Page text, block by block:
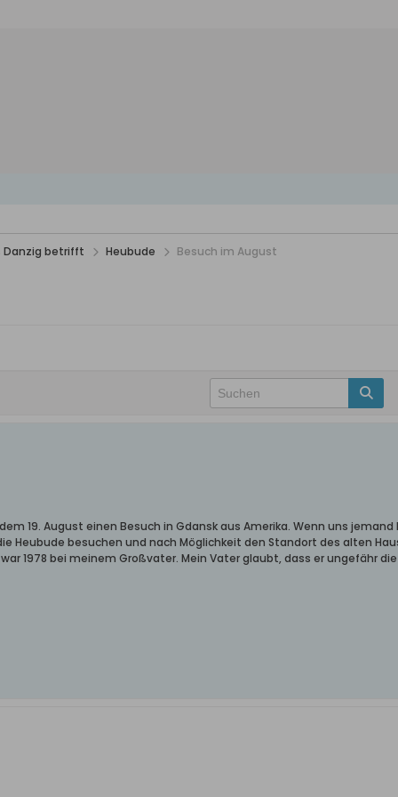
Danzig betrifft Heubude Besuch im August
19. August einen Besuch in Gdansk aus Amerika. Wenn uns
Heubude besuchen und nach Möglichkeit den Standort des alten
1978 bei meinem Großvater. Mein Vater glaubt, dass er ungefähr